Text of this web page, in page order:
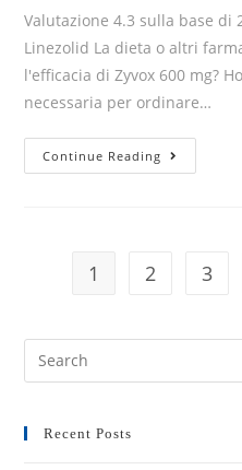
Valutazione 4.3 sulla base di
Linezolid La dieta o altri
l'efficacia di Zyvox 600 mg?
necessaria per ordinare…
Continue Reading
1 2 3
Recent Posts